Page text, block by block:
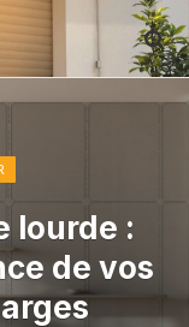
lourde :
de vos